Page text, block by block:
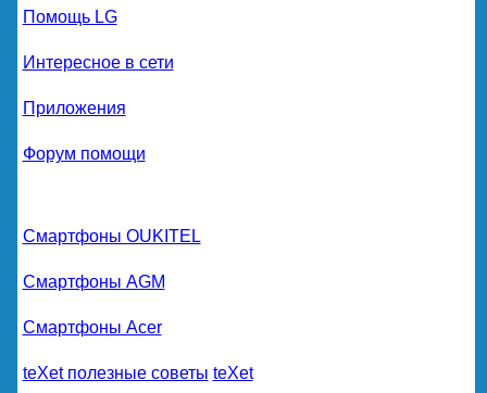
Помощь LG
Интересное в сети
Приложения
Форум помощи
Смартфоны OUKITEL
Смартфоны AGM
Смартфоны Acer
teXet полезные советы teXet